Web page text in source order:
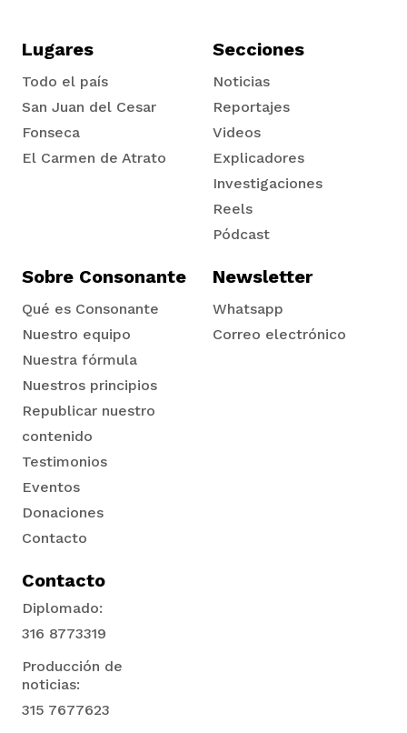
Lugares
Todo el país
San Juan del Cesar
Fonseca
El Carmen de Atrato
Secciones
Noticias
Reportajes
Videos
Explicadores
Investigaciones
Reels
Pódcast
Sobre Consonante
Qué es Consonante
Nuestro equipo
Nuestra fórmula
Nuestros principios
Republicar nuestro
contenido
Testimonios
Eventos
Donaciones
Contacto
Newsletter
Whatsapp
Correo electrónico
Contacto
Diplomado:
316 8773319
Producción de
noticias:
315 7677623